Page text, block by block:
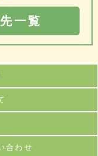
一覧
合わせ